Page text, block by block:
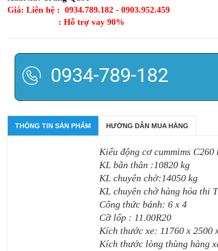
Giá: Liên hệ : 0934.789.182 - 0903.952.459
: Hỗ trợ vay 90%
0934-789-182
THÔNG TIN SẢN PHẨM HƯỚNG DẪN MUA HÀNG
Kiểu động cơ cummims
KL bãn thân :10820 kg
KL chuyên chở:14050 kg
KL chuyên chở hàng hóa thi
Công thức bánh: 6 x 4
Cỡ lốp : 11.00R20
Kích thước xe: 11760 x 2500
Kích thước lòng thùng hàng